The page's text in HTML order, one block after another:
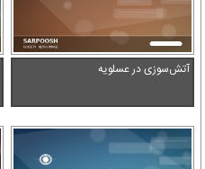
آتش‌سوزی در عسلویه